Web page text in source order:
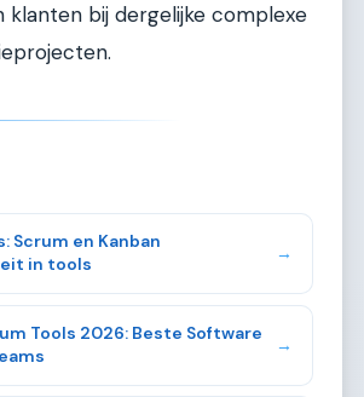
klanten bij dergelijke complexe
Scrum en Kanban
in tools
→
Tools 2026: Beste Software
→